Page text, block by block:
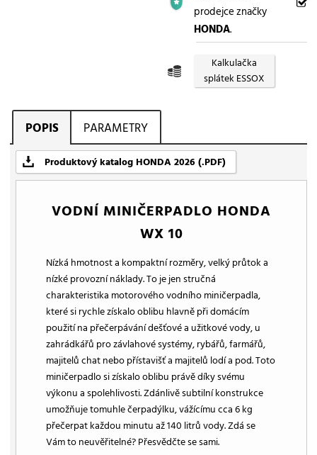
prodejce značky
HONDA.
Kalkulačka
splátek ESSOX
POPIS PARAMETRY
Produktový katalog HONDA 2026 (.PDF)
VODNÍ MINIČERPADLO HONDA
WX 10
Nízká hmotnost a kompaktní rozměry, velký průtok a
nízké provozní náklady. To je jen stručná
charakteristika motorového vodního miničerpadla,
které si rychle získalo oblibu hlavně při domácím
použití na přečerpávání dešťové a užitkové vody, u
zahrádkářů pro závlahové systémy, rybářů, farmářů,
majitelů chat nebo přístavišť a majitelů lodí a pod. Toto
miničerpadlo si získalo oblibu právě díky svému
výkonu a spolehlivosti. Zdánlivě subtilní konstrukce
umožňuje tomuhle čerpadýlku, vážícímu cca 6 kg
přečerpat každou minutu až 140 litrů vody. Zdá se
Vám to neuvěřitelné? Přesvědčte se sami.